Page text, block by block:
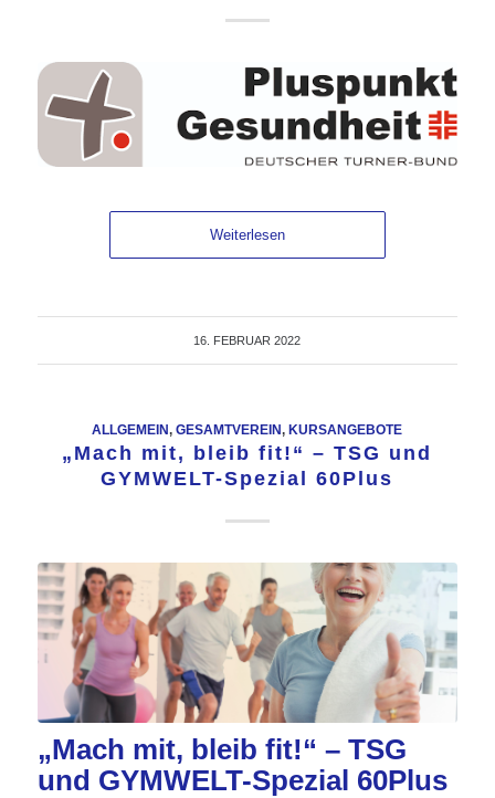
Weiterlesen
16. FEBRUAR 2022
ALLGEMEIN,GESAMTVEREIN, KURSANGEBOTE
„Mach mit, bleib fit!“ – TSG und
GYMWELT-Spezial 60Plus
„Mach mit, bleib fit!“ – TSG
und GYMWELT-Spezial 60Plus